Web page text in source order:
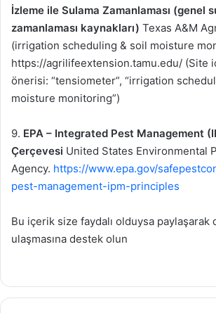
İzleme ile Sulama Zamanlaması (genel
zamanlaması kaynakları) Texas A&M
(irrigation scheduling & soil moisture
https://agrilifeextension.tamu.edu/ (Site
önerisi: “tensiometer”, “irrigation
moisture monitoring”)
9. EPA – Integrated Pest Management
Çerçevesi United States Environmental
Agency. https://www.epa.gov/
pest-management-ipm-principles
Bu içerik size faydalı olduysa paylaşarak
ulaşmasına destek olun